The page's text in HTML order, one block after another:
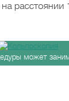
расстоянии
может